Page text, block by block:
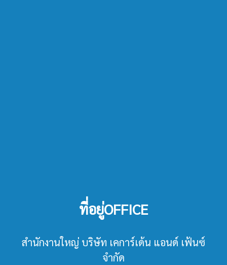
ที่อยู่OFFICE
สำนักงานใหญ่ บริษัท เคการ์เด้น แอนด์ เฟ้นซ์
จำกัด